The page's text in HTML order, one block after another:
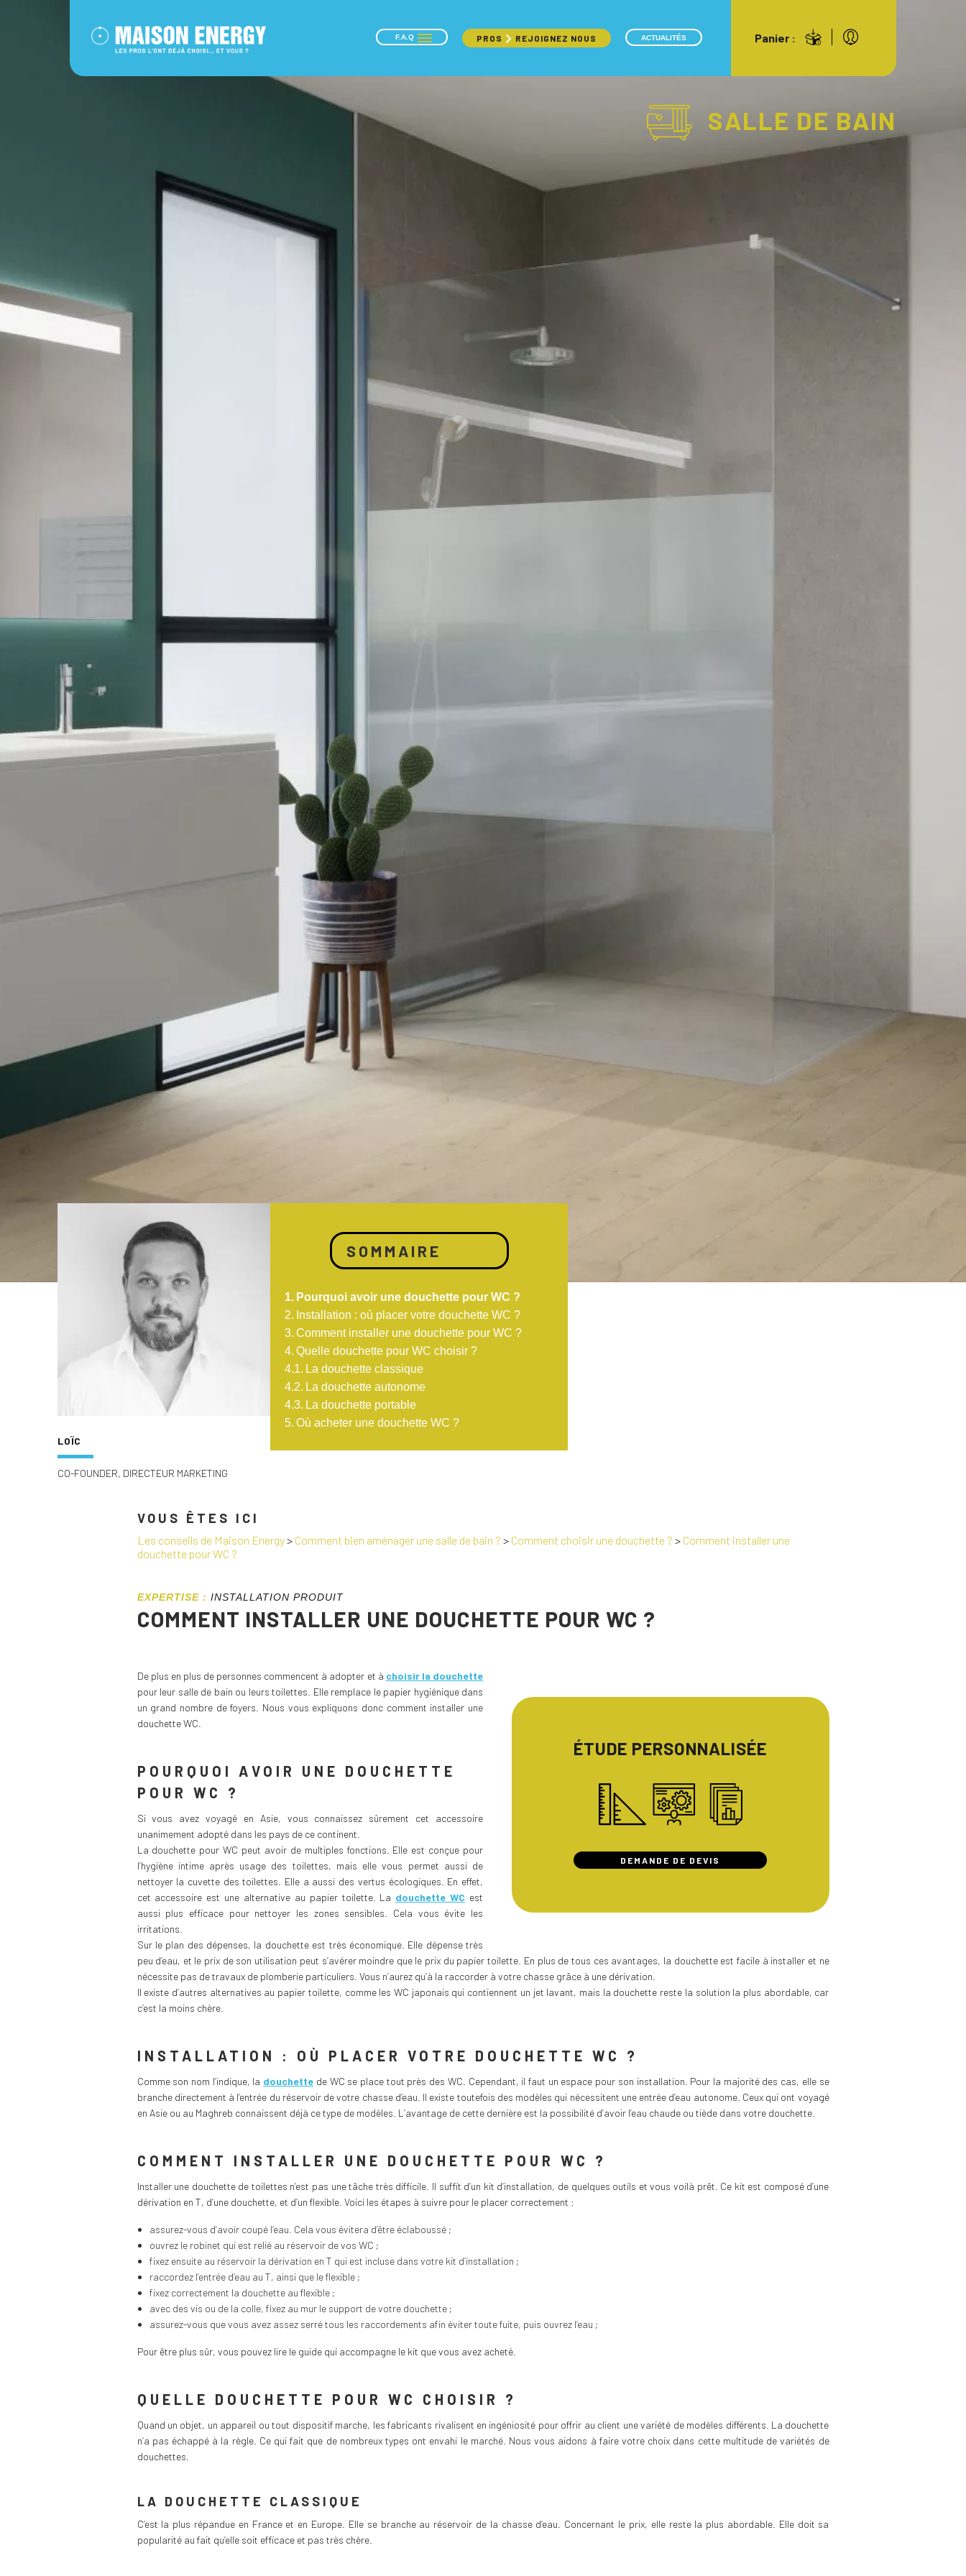
ACTUALITÉS
PROS REJOIGNEZ NOUS
F.A.Q Panier :
SALLE DE BAIN
LOÏC
CO-FOUNDER, DIRECTEUR MARKETING
SOMMAIRE
Pourquoi avoir une douchette pour WC ?
Installation : où placer votre douchette WC ?
Comment installer une douchette pour WC ?
Quelle douchette pour WC choisir ?
La douchette classique
La douchette autonome
La douchette portable
Où acheter une douchette WC ?
VOUS ÊTES ICI
Les conseils de Maison Energy> Comment bien aménager une salle de bain ? > Comment choisir une douchette ? > Comment installer une
douchette pour WC ?
EXPERTISE : INSTALLATION PRODUIT
COMMENT INSTALLER UNE DOUCHETTE POUR WC ?
ÉTUDE PERSONNALISÉE
DEMANDE DE DEVIS
De plus en plus de personnes commencent à adopter et à choisir la douchette
pour leur salle de bain ou leurs toilettes. Elle remplace le papier hygiénique dans
un grand nombre de foyers. Nous vous expliquons donc comment installer une
douchette WC.
POURQUOI AVOIR UNE DOUCHETTE
POUR WC ?
Si vous avez voyagé en Asie, vous connaissez sûrement cet accessoire
unanimement adopté dans les pays de ce continent.
La douchette pour WC peut avoir de multiples fonctions. Elle est conçue pour
l’hygiène intime après usage des toilettes, mais elle vous permet aussi de
nettoyer la cuvette des toilettes. Elle a aussi des vertus écologiques. En effet,
cet accessoire est une alternative au papier toilette. La douchette WC est
aussi plus efficace pour nettoyer les zones sensibles. Cela vous évite les
irritations.
Sur le plan des dépenses, la douchette est très économique. Elle dépense très
peu d’eau, et le prix de son utilisation peut s’avérer moindre que le prix du papier toilette. En plus de tous ces avantages, la douchette est facile à installer et ne
nécessite pas de travaux de plomberie particuliers. Vous n’aurez qu’à la raccorder à votre chasse grâce à une dérivation.
Il existe d’autres alternatives au papier toilette, comme les WC japonais qui contiennent un jet lavant, mais la douchette reste la solution la plus abordable, car
c’est la moins chère.
INSTALLATION : OÙ PLACER VOTRE DOUCHETTE WC ?
Comme son nom l’indique, la douchette de WC se place tout près des WC. Cependant, il faut un espace pour son installation. Pour la majorité des cas, elle se
branche directement à l’entrée du réservoir de votre chasse d’eau. Il existe toutefois des modèles qui nécessitent une entrée d’eau autonome. Ceux qui ont voyagé
en Asie ou au Maghreb connaissent déjà ce type de modèles. L’avantage de cette dernière est la possibilité d’avoir l’eau chaude ou tiède dans votre douchette.
COMMENT INSTALLER UNE DOUCHETTE POUR WC ?
Installer une douchette de toilettes n’est pas une tâche très difficile. Il suffit d’un kit d’installation, de quelques outils et vous voilà prêt. Ce kit est composé d’une
dérivation en T, d’une douchette, et d’un flexible. Voici les étapes à suivre pour le placer correctement :
assurez-vous d’avoir coupé l’eau. Cela vous évitera d’être éclaboussé ;
ouvrez le robinet qui est relié au réservoir de vos WC ;
fixez ensuite au réservoir la dérivation en T qui est incluse dans votre kit d’installation ;
raccordez l’entrée d’eau au T, ainsi que le flexible ;
fixez correctement la douchette au flexible ;
avec des vis ou de la colle, fixez au mur le support de votre douchette ;
assurez-vous que vous avez assez serré tous les raccordements afin éviter toute fuite, puis ouvrez l’eau ;
Pour être plus sûr, vous pouvez lire le guide qui accompagne le kit que vous avez acheté.
QUELLE DOUCHETTE POUR WC CHOISIR ?
Quand un objet, un appareil ou tout dispositif marche, les fabricants rivalisent en ingéniosité pour offrir au client une variété de modèles différents. La douchette
n’a pas échappé à la règle. Ce qui fait que de nombreux types ont envahi le marché. Nous vous aidons à faire votre choix dans cette multitude de variétés de
douchettes.
LA DOUCHETTE CLASSIQUE
C’est la plus répandue en France et en Europe. Elle se branche au réservoir de la chasse d’eau. Concernant le prix, elle reste la plus abordable. Elle doit sa
popularité au fait qu’elle soit efficace et pas très chère.